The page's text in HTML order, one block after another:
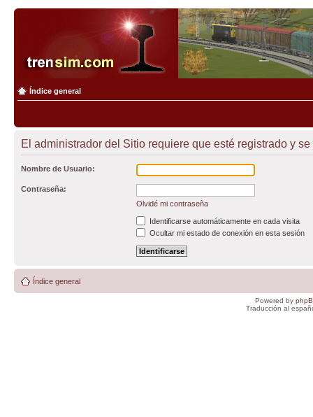
Índice general
El administrador del Sitio requiere que esté registrado y
Nombre de Usuario:
Contraseña:
Olvidé mi contraseña
Identificarse automáticamente en cada visita
Ocultar mi estado de conexión en esta sesión
Índice general
Powered by
Traducción al